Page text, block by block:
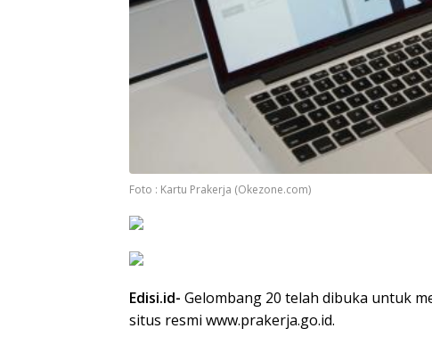
Foto : Kartu Prakerja (Okezone.com)
Edisi.id- Gelombang 20 telah dibuka untuk
situs resmi www.prakerja.go.id.